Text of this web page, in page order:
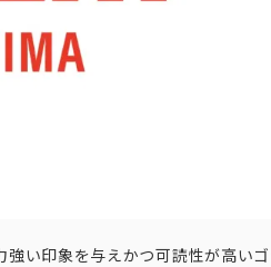
い印象を与えかつ可読性が高い